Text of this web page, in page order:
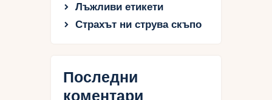
Лъжливи етикети
Страхът ни струва скъпо
Последни
коментари